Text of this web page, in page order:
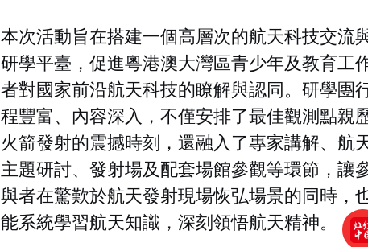
本次活動旨在搭建一個高層次的航天科技交流
研學平臺，促進粵港澳大灣區青少年及教育工
者對國家前沿航天科技的瞭解與認同。研學團
程豐富、內容深入，不僅安排了最佳觀測點親
火箭發射的震撼時刻，還融入了專家講解、 航
主題研討、發射場及配套場館參觀等環節，讓
與者在驚歎於航天發射現場恢弘場景的同時，
能系統學習航天知識，深刻領悟航天精神。